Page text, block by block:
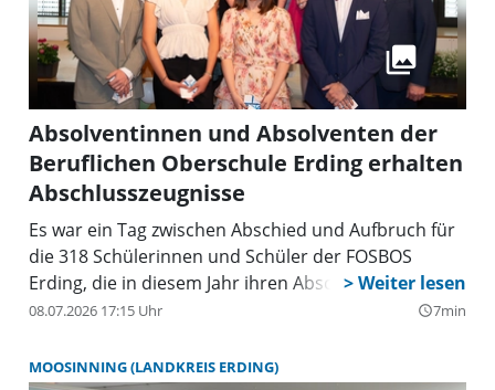
Absolventinnen und Absolventen der
Beruflichen Oberschule Erding erhalten
Abschlusszeugnisse
Es war ein Tag zwischen Abschied und Aufbruch für
die 318 Schülerinnen und Schüler der FOSBOS
Erding, die in diesem Jahr ihren Abschluss gemacht
haben. Nun durften sie gemeinsam mit ihren Eltern
entgegennehmen und sich feiern lassen.
08.07.2026 17:15 Uhr query_builder7min
MOOSINNING (LANDKREIS ERDING)